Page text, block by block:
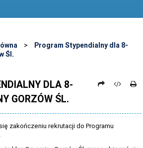
RÓWIEŚNICZEJ
>
Program Stypendialny dla 8-
Śl.
DLA 8-
GORZÓW ŚL.
zakończeniu rekrutacji do Programu